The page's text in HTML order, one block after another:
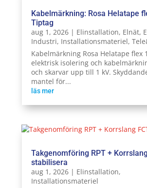
Kabelmärkning: Rosa Helatape
Tiptag
aug 1, 2026| Elinstallation, Elnät,
Industri, Installationsmateriel,
Kabelmärkning Rosa Helatape flex
elektrisk isolering och
och skarvar upp till 1 kV.
mantel för...
läs mer
Takgenomföring RPT +
stabilisera
aug 1, 2026| Elinstallation,
Installationsmateriel